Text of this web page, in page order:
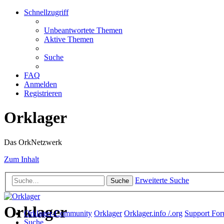
Schnellzugriff
Unbeantwortete Themen
Aktive Themen
Suche
FAQ
Anmelden
Registrieren
Orklager
Das OrkNetzwerk
Zum Inhalt
Suche Erweiterte Suche
Orklager
Orklager-Community Orklager Orklager.info /.org Support